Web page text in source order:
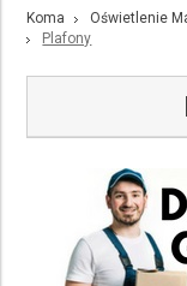
Koma Oświetlenie
Plafony
Kategoria
Plafony